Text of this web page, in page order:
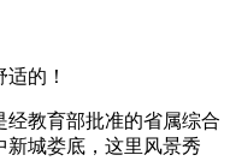
的！
经教育部批准的省属综合
城娄底，这里风景秀